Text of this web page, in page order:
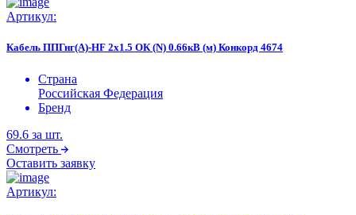
Артикул:
Кабель ППГнг(А)-HF 2х1.5 ОК (N) 0.66кВ (м) Конкорд 4674
Страна
Российская Федерация
Бренд
69.6 за шт.
Смотреть
Оставить заявку
Артикул: